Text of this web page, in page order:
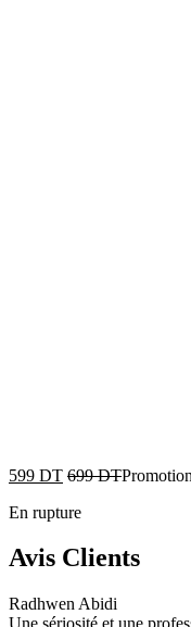
599 DT 699DTPromotion
En rupture
Avis Clients
Radhwen Abidi